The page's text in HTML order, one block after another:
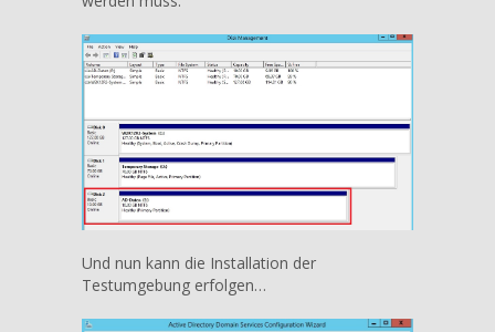
Und nun kann die Installation der
Testumgebung erfolgen…